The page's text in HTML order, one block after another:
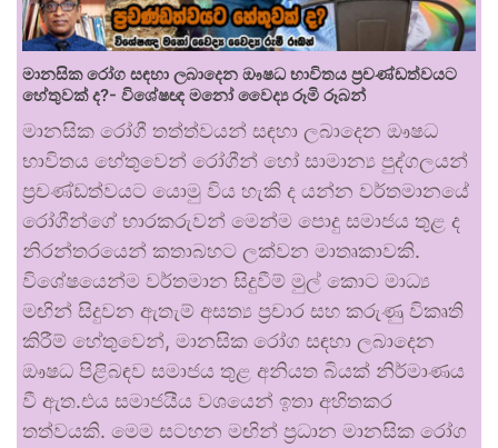
මානසික රෝග සඳහා ලබාදෙන ඖෂධ භාවිතය ප්‍රචණ්ඩත්වයට
හේතුවක් ද?- විශේෂඥ මනෝ වෛද්‍ය රූමි රූබන්
මානසික රෝගී තත්ත්වයන් සඳහා ලබාදෙන ඖෂධ
භාවිතය හේතුවෙන් රෝගීන් හෝ සාමාන්‍ය පුද්ගලයන්
ප්‍රචණ්ඩත්වයට යොමු විය හැකි ද යන්න වර්තමානයේ
රෝගීන්ගේ භාරකරුවන් මෙන්ම පොදු සමාජය තුළ ද
නිරන්තරයෙන් කතාබහට ලක්වන මාතෘකාවකි.
විශේෂයෙන්ම වර්තමාන සිදුවීම් මුල් කොට මාධ්‍ය
මඟින් සිදුවන ඇතැම් අසත්‍ය ප්‍රචාර සහ කරුණු විකෘති
කිරීම් හේතුවෙන්, මානසික රෝග සඳහා ලබාදෙන
ඖෂධ පිළිබඳව සමාජය තුළ අනියත බියක් නිර්මාණය
වී ඇත.එය සමාජයීය වශයෙන් ඉතා අහිතකර
තත්වයකි. මෙම සටහන මඟින් ප්‍රධාන මානසික රෝග